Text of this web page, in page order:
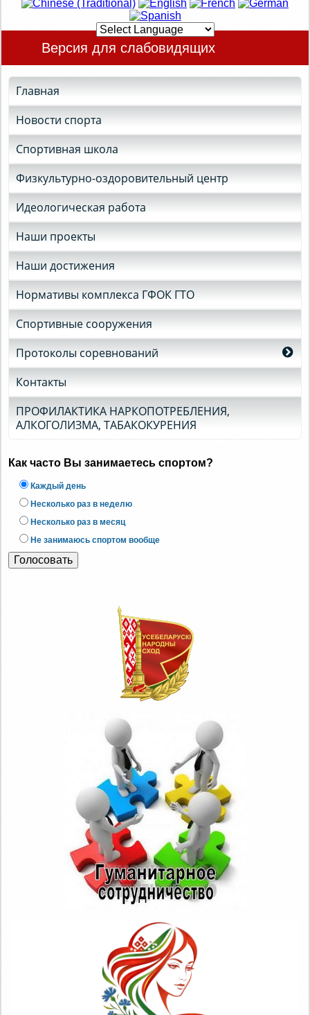
Версия для слабовидящих
Главная
Новости спорта
Спортивная школа
Физкультурно-оздоровительный центр
Идеологическая работа
Наши проекты
Наши достижения
Нормативы комплекса ГФОК ГТО
Спортивные сооружения
Протоколы соревнований
Контакты
ПРОФИЛАКТИКА НАРКОПОТРЕБЛЕНИЯ,
АЛКОГОЛИЗМА, ТАБАКОКУРЕНИЯ
Как часто Вы занимаетесь спортом?
Каждый день
Несколько раз в неделю
Несколько раз в месяц
Не занимаюсь спортом вообще